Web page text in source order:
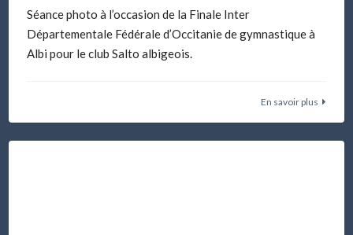
Séance photo à l’occasion de la Finale Inter
Départementale Fédérale d’Occitanie de gymnastique à
Albi pour le club Salto albigeois.
En savoir plus